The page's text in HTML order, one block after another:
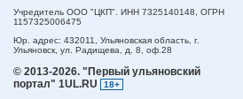
Учредитель ООО "ЦКП". ИНН 7325140148, ОГРН
1157325006475
Юр. адрес: 432011, Ульяновская область, г.
Ульяновск, ул. Радищева, д. 8, оф.28
© 2013-2026. "Первый ульяновский
портал" 1UL.RU
18+